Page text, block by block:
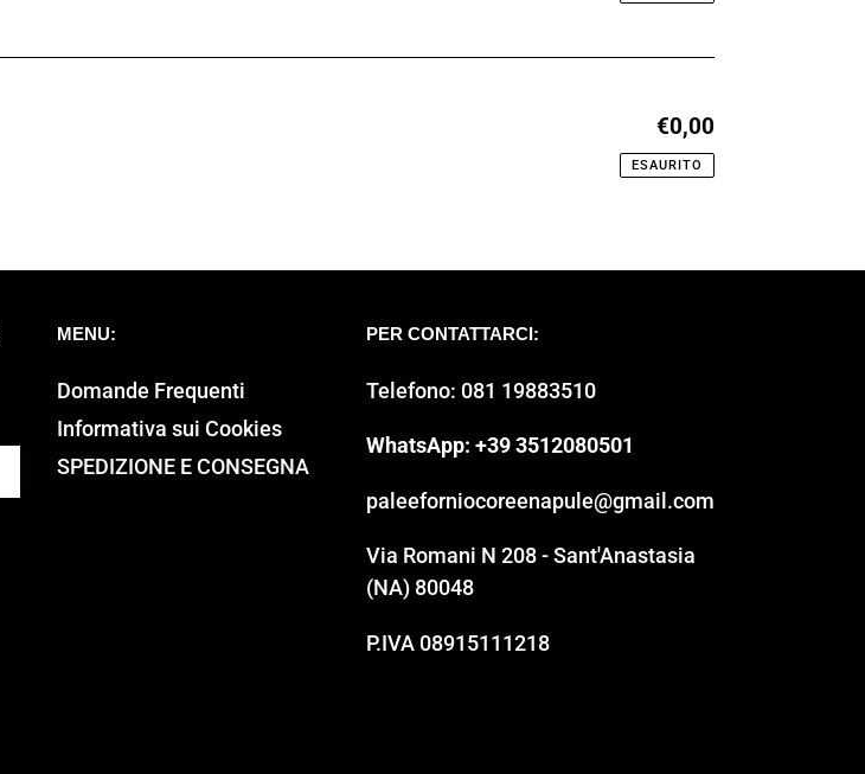
€0,00
ESAURITO
MENU:
Domande Frequenti
Informativa sui Cookies
SPEDIZIONE E CONSEGNA
PER CONTATTARCI:
Telefono: 081 19883510
WhatsApp: +39 3512080501
paleeforniocoreenapule@gmail.com
Via Romani N 208 - Sant'Anastasia
(NA) 80048
P.IVA 08915111218